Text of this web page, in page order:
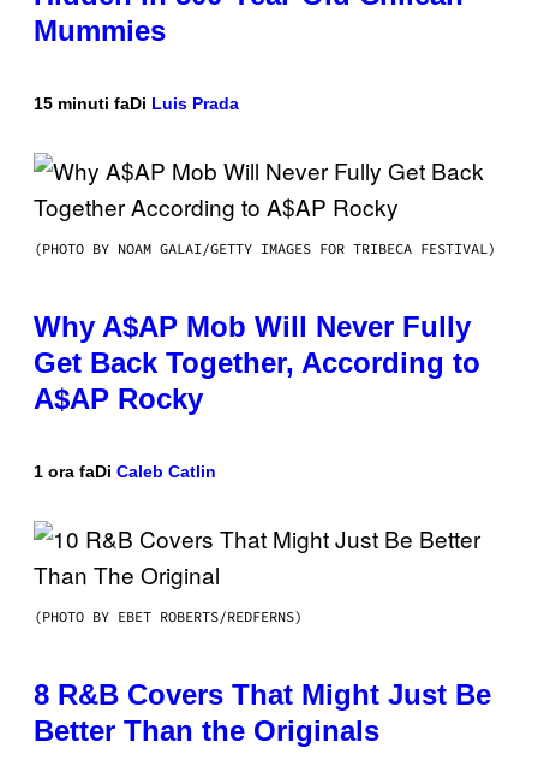
Mummies
15 minuti faDi Luis Prada
(PHOTO BY NOAM GALAI/GETTY IMAGES FOR TRIBECA FESTIVAL)
Why A$AP Mob Will Never Fully
Get Back Together, According to
A$AP Rocky
1 ora faDi Caleb Catlin
(PHOTO BY EBET ROBERTS/REDFERNS)
8 R&B Covers That Might Just Be
Better Than the Originals